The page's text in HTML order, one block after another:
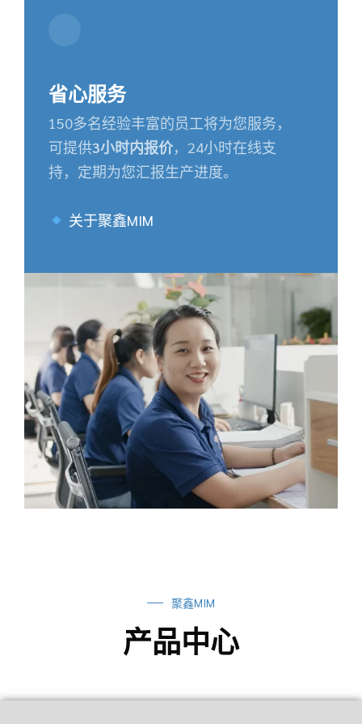
省心服务
150多名经验丰富的员工将为您服务，
可提供3小时内报价，24小时在线支
持，定期为您汇报生产进度。
关于聚鑫MIM
聚鑫MIM
产品中心